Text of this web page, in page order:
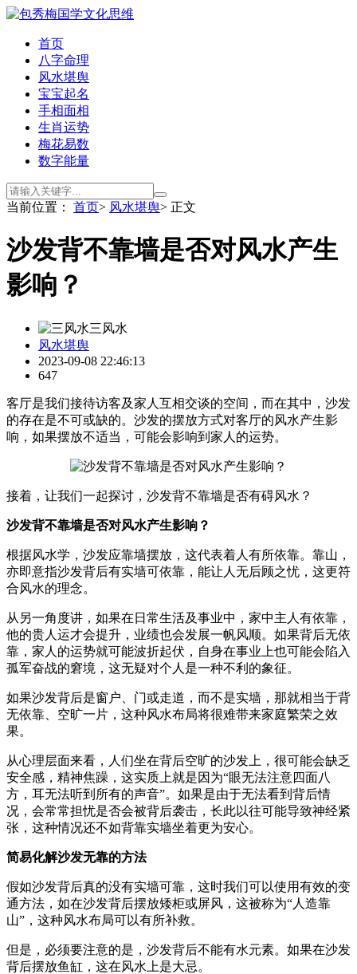
首页
八字命理
风水堪舆
宝宝起名
手相面相
生肖运势
梅花易数
数字能量
当前位置： 首页> 风水堪舆> 正文
沙发背不靠墙是否对风水产生
影响？
三风水
风水堪舆
2023-09-08 22:46:13
647
客厅是我们接待访客及家人互相交谈的空间，而在其中，沙发
的存在是不可或缺的。沙发的摆放方式对客厅的风水产生影
响，如果摆放不适当，可能会影响到家人的运势。
接着，让我们一起探讨，沙发背不靠墙是否有碍风水？
沙发背不靠墙是否对风水产生影响？
根据风水学，沙发应靠墙摆放，这代表着人有所依靠。靠山，
亦即意指沙发背后有实墙可依靠，能让人无后顾之忧，这更符
合风水的理念。
从另一角度讲，如果在日常生活及事业中，家中主人有依靠，
他的贵人运才会提升，业绩也会发展一帆风顺。如果背后无依
靠，家人的运势就可能波折起伏，自身在事业上也可能会陷入
孤军奋战的窘境，这无疑对个人是一种不利的象征。
如果沙发背后是窗户、门或走道，而不是实墙，那就相当于背
无依靠、空旷一片，这种风水布局将很难带来家庭繁荣之效
果。
从心理层面来看，人们坐在背后空旷的沙发上，很可能会缺乏
安全感，精神焦躁，这实质上就是因为“眼无法注意四面八
方，耳无法听到所有的声音”。如果是由于无法看到背后情
况，会常常担忧是否会被背后袭击，长此以往可能导致神经紧
张，这种情况还不如背靠实墙坐着更为安心。
简易化解沙发无靠的方法
假如沙发背后真的没有实墙可靠，这时我们可以使用有效的变
通方法，如在沙发背后摆放矮柜或屏风，这被称为“人造靠
山”，这种风水布局可以有所补救。
但是，必须要注意的是，沙发背后不能有水元素。如果在沙发
背后摆放鱼缸，这在风水上是大忌。